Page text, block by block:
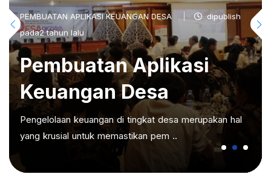
PEMBUATAN APLIKASI KEUANGAN DESA
dipublish
pada2 tahun lalu
Pembuatan Aplikasi
Keuangan Desa
Pengelolaan keuangan di tingkat desa merupakan hal
yang krusial untuk memastikan pem ..